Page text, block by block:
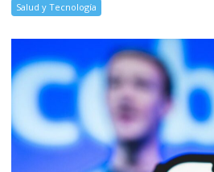
Salud y Tecnología